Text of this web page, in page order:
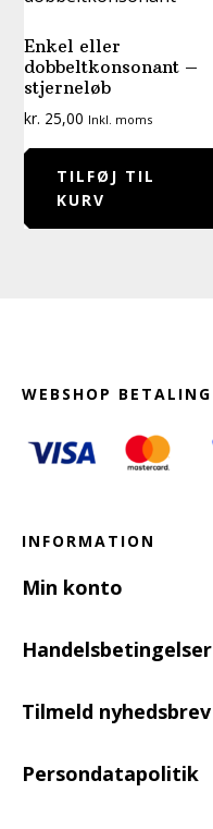
Enkel eller
dobbeltkonsonant –
stjerneløb
kr. 25,00 Inkl. moms
TILFØJ TIL
KURV
WEBSHOP BETALING
INFORMATION
Min konto
Handelsbetingelser
Tilmeld nyhedsbrev
Persondatapolitik